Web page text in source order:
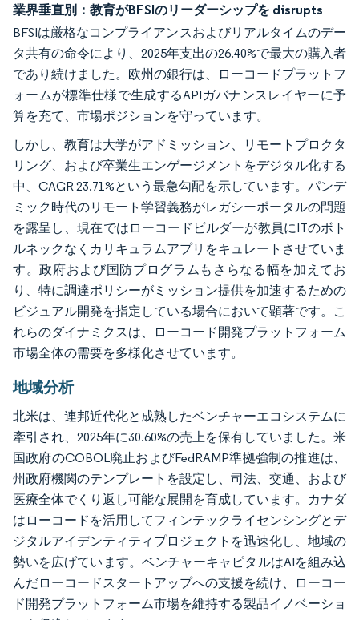
業界垂直別：教育がBFSIのリーダーシップを disrupts
BFSIは厳格なコンプライアンスおよびリアルタイムのデー
タ共有の命令により、2025年支出の26.40%で最大の購入者
であり続けました。欧州の銀行は、ローコードプラットフ
ォームが標準仕様で生成するAPIガバナンスレイヤーに予
算を充て、市場ポジションを守っています。
しかし、教育は大学がアドミッション、リモートプロクタ
リング、および卒業生エンゲージメントをデジタル化する
中、CAGR 23.71%という最急勾配を示しています。パンデ
ミック時代のリモート学習義務がレガシーポータルの問題
を露呈し、現在ではローコードビルダーが教員にITのボト
ルネックなくカリキュラムアプリをキュレートさせていま
す。政府および国防プログラムもさらなる幅を加えてお
り、特に調達ポリシーがミッション提供を加速するための
ビジュアル開発を指定している場合において顕著です。こ
れらのダイナミクスは、ローコード開発プラットフォーム
市場全体の需要を多様化させています。
地域分析
北米は、連邦近代化と成熟したベンチャーエコシステムに
牽引され、2025年に30.60%の売上を保有していました。米
国政府のCOBOL廃止およびFedRAMP準拠強制の推進は、
州政府機関のテンプレートを設定し、司法、交通、および
医療全体でくり返し可能な展開を育成しています。カナダ
はローコードを活用してフィンテックライセンシングとデ
ジタルアイデンティティプロジェクトを迅速化し、地域の
勢いを広げています。ベンチャーキャピタルはAIを組み込
んだローコードスタートアップへの支援を続け、ローコー
ド開発プラットフォーム市場を維持する製品イノベーショ